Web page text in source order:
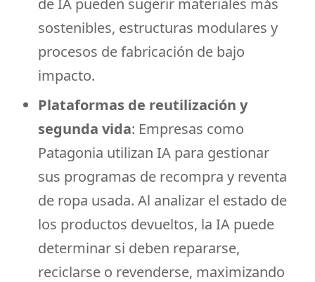
de IA pueden sugerir materiales más
sostenibles, estructuras modulares y
procesos de fabricación de bajo
impacto.
Plataformas de reutilización y
segunda vida: Empresas como
Patagonia utilizan IA para gestionar
sus programas de recompra y reventa
de ropa usada. Al analizar el estado de
los productos devueltos, la IA puede
determinar si deben repararse,
reciclarse o revenderse, maximizando